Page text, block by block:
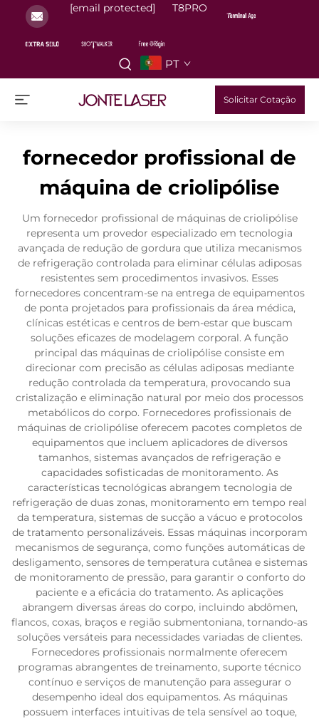
[email protected] T8PRO
PT
Solicitar Cotação
fornecedor profissional de
máquina de criolipólise
Um fornecedor profissional de máquinas de criolipólise
representa um provedor especializado em tecnologia
avançada de redução de gordura que utiliza mecanismos
de refrigeração controlada para eliminar células adiposas
resistentes sem procedimentos invasivos. Esses
fornecedores concentram-se na entrega de equipamentos
de ponta projetados para profissionais da área médica,
clínicas estéticas e centros de bem-estar que buscam
soluções eficazes de modelagem corporal. A função
principal das máquinas de criolipólise consiste em
direcionar com precisão as células adiposas mediante
redução controlada da temperatura, provocando sua
cristalização e eliminação natural por meio dos processos
metabólicos do corpo. Fornecedores profissionais de
máquinas de criolipólise oferecem pacotes completos de
equipamentos que incluem aplicadores de diversos
tamanhos, sistemas avançados de refrigeração e
capacidades sofisticadas de monitoramento. As
características tecnológicas abrangem tecnologia de
refrigeração de duas zonas, monitoramento em tempo real
da temperatura, sistemas de sucção a vácuo e protocolos
de tratamento personalizáveis. Essas máquinas incorporam
mecanismos de segurança, como funções automáticas de
desligamento, sensores de temperatura cutânea e sistemas
de monitoramento de pressão, para garantir o conforto do
paciente e a eficácia do tratamento. As aplicações
abrangem diversas áreas do corpo, incluindo abdômen,
flancos, coxas, braços e região submentoniana, tornando-as
soluções versáteis para necessidades variadas de clientes.
Fornecedores profissionais normalmente oferecem
programas abrangentes de treinamento, suporte técnico
contínuo e serviços de manutenção para assegurar o
desempenho ideal dos equipamentos. As máquinas
possuem interfaces intuitivas de tela sensível ao toque,